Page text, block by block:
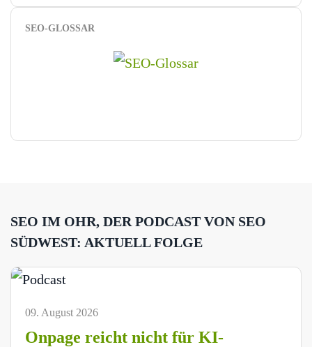
SEO-GLOSSAR
SEO IM OHR, DER PODCAST VON SEO
SÜDWEST: AKTUELL FOLGE
09. August 2026
Onpage reicht nicht für KI-